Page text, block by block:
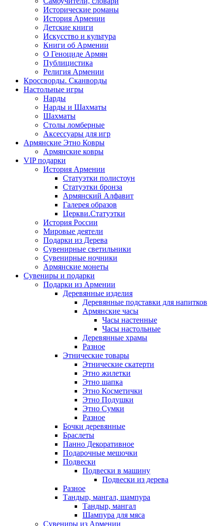
Исторические романы
История Армении
Детские книги
Иcкусство и культура
Книги об Армении
О Геноциде Армян
Публицистика
Религия Армении
Кроссворды. Сканворды
Настольные игры
Нарды
Нарды и Шахматы
Шахматы
Столы ломберные
Аксессуары для игр
Армянские Этно Ковры
Армянские ковры
VIP подарки
История Армении
Статуэтки полистоун
Статуэтки бронза
Армянский Алфавит
Галерея образов
Церкви.Статуэтки
История России
Мировые деятели
Подарки из Дерева
Сувенирные светильники
Сувенирные ночники
Армянские монеты
Сувениры и подарки
Подарки из Армении
Деревянные изделия
Деревянные подставки для напитков
Армянские часы
Часы настенные
Часы настольные
Деревянные храмы
Разное
Этнические товары
Этнические скатерти
Этно жилетки
Этно шапка
Этно Косметички
Этно Подушки
Этно Сумки
Разное
Бочки деревянные
Браслеты
Панно Декоративное
Подарочные мешочки
Подвески
Подвески в машину
Подвески из дерева
Разное
Тандыр, мангал, шампура
Тандыр, мангал
Шампура для мяса
Сувениры из Армении